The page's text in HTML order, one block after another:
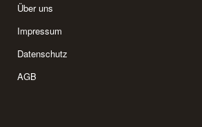
Über uns
Impressum
Datenschutz
AGB